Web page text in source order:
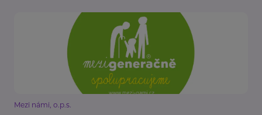
Mezi námi, o.p.s.